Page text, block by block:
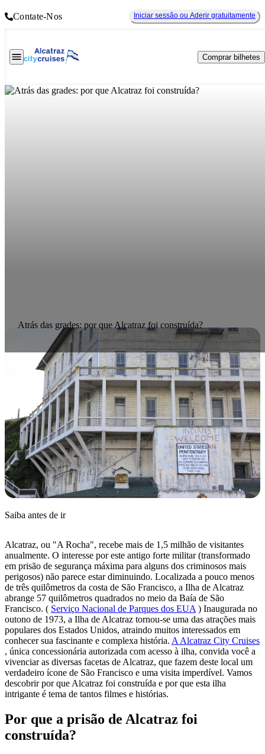
Contate-Nos Iniciar sessão ou Aderir gratuitamente
Comprar bilhetes
Atrás das grades: por que Alcatraz foi construída?
Saiba antes de ir
Alcatraz, ou "A Rocha", recebe mais de 1,5 milhão de visitantes
anualmente. O interesse por este antigo forte militar (transformado
em prisão de segurança máxima para alguns dos criminosos mais
perigosos) não parece estar diminuindo. Localizada a pouco menos
de três quilômetros da costa de São Francisco, a Ilha de Alcatraz
abrange 57 quilômetros quadrados no meio da Baía de São
Francisco. ( Serviço Nacional de Parques dos EUA ) Inaugurada no
outono de 1973, a Ilha de Alcatraz tornou-se uma das atrações mais
populares dos Estados Unidos, atraindo muitos interessados em
conhecer sua fascinante e complexa história. A Alcatraz City Cruises
, única concessionária autorizada com acesso à ilha, convida você a
vivenciar as diversas facetas de Alcatraz, que fazem deste local um
verdadeiro ícone de São Francisco e uma visita imperdível. Vamos
descobrir por que Alcatraz foi construída e por que esta ilha
intrigante é tema de tantos filmes e histórias.
Por que a prisão de Alcatraz foi
construída?